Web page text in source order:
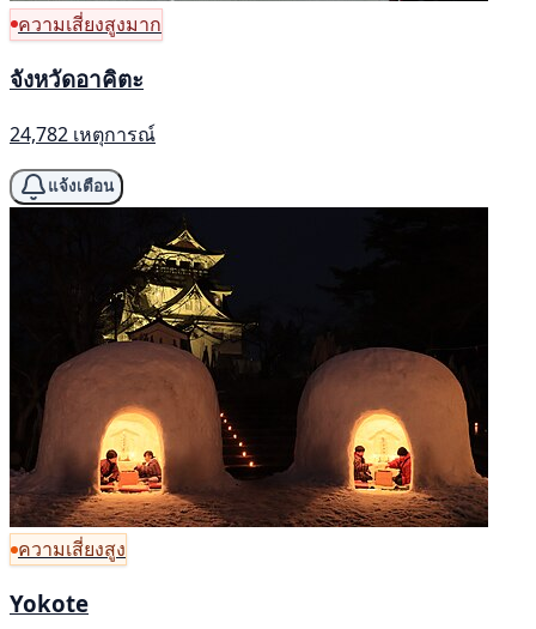
ความเสี่ยงสูงมาก
จังหวัดอาคิตะ
24,782 เหตุการณ์
แจ้งเตือน
ความเสี่ยงสูง
Yokote